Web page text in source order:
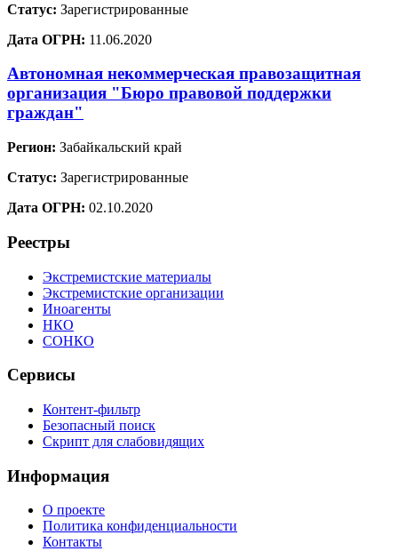
Статус: Зарегистрированные
Дата ОГРН: 11.06.2020
Автономная некоммерческая правозащитная
организация "Бюро правовой поддержки
граждан"
Регион: Забайкальский край
Статус: Зарегистрированные
Дата ОГРН: 02.10.2020
Реестры
Экстремистские материалы
Экстремистские организации
Иноагенты
НКО
СОНКО
Сервисы
Контент-фильтр
Безопасный поиск
Скрипт для слабовидящих
Информация
О проекте
Политика конфиденциальности
Контакты